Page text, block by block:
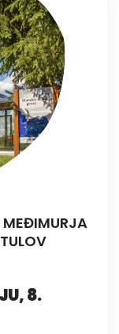
MEĐIMURJA
8.